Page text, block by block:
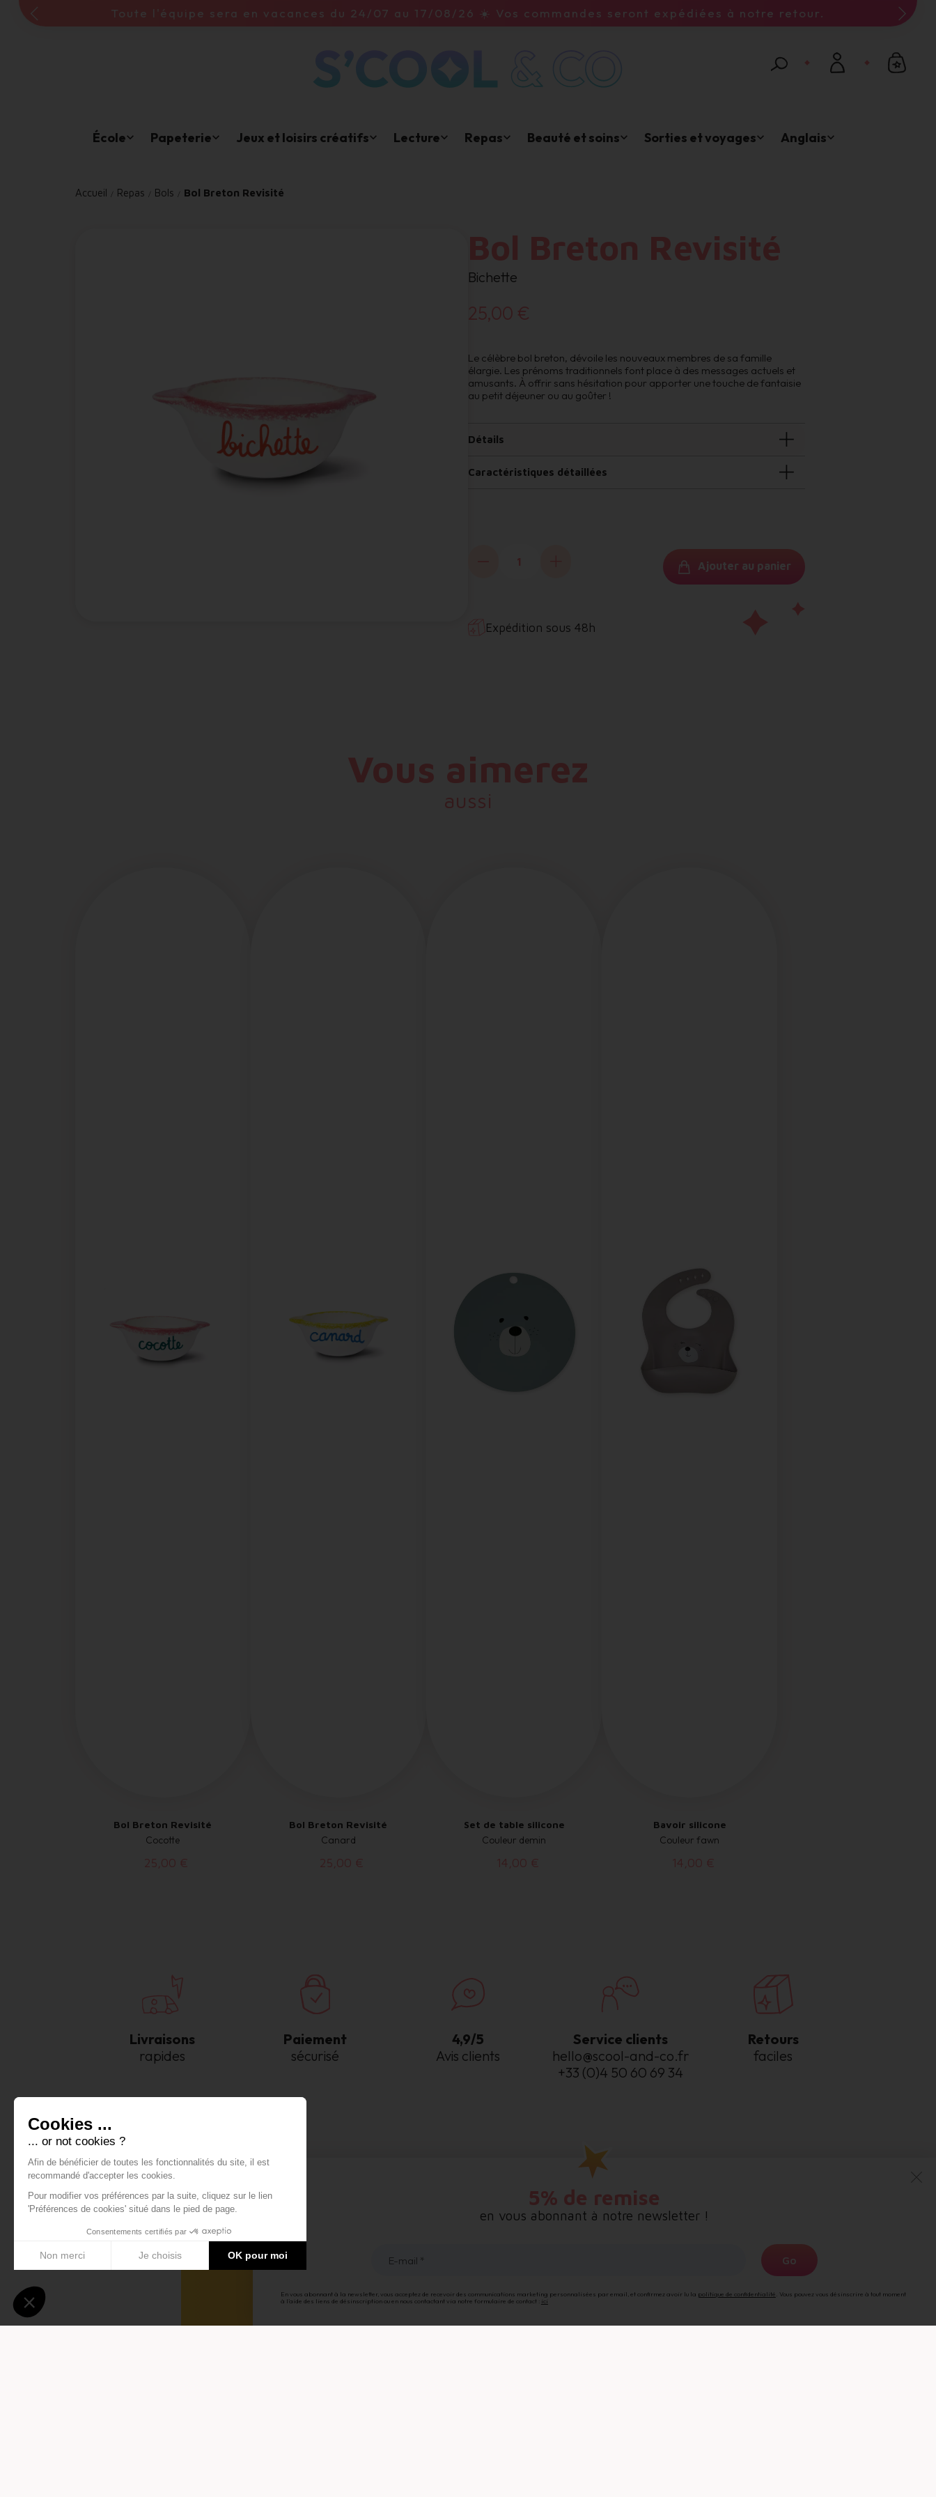
Livraison offerte à partir de 59 euros d'achat
Valider
École Papeterie Jeux et loisirs créatifs Lecture Repas Beauté et soins Sorties et voyages Anglais
Accueil Repas Bols Bol Breton Revisité
Bol Breton Revisité
Bichette
25,00 €
Le célèbre bol breton, dévoile les nouveaux membres de sa famille
élargie. Les prénoms traditionnels font place à des messages actuels et
amusants. À offrir sans hésitation pour apporter une touche de fantaisie
au petit déjeuner ou au goûter !
Détails
Caractéristiques détaillées
Ajouter au panier
Expédition sous 48h
Vous aimerez
aussi
Bol Breton Revisité
Cocotte
25,00 €
Bol Breton Revisité
Canard
25,00 €
Set de table silicone
Couleur demin
14,00 €
Bavoir silicone
Couleur fawn
14,00 €
Livraisons
rapides
Paiement
sécurisé
4,9/5
Avis clients
Service clients
hello@scool-and-co.fr
+33 (0)4 50 60 69 34
Retours
faciles
5% de remise
en vous abonnant à notre newsletter !
E-mail * Go
En vous abonnant à la newsletter, vous acceptez de recevoir des communications marketing personnalisées par email, et confirmez avoir lu la politique de confidentialité . Vous pouvez vous désinscrire à tout moment
à l’aide des liens de désinscription ou en nous contactant via notre formulaire de contact :
ici
5% de remise sur votre
première commande